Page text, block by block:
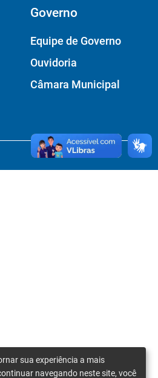
Governo
Equipe de Governo
Ouvidoria
Câmara Municipal
sua experiência a mais
navegando neste site, você